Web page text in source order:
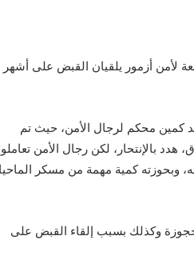
لأمن أزمور يلقيان القبض على أشهر
كمين محكم لرجال الأمن، حيث تم
بالإنتحار، لكن رجال الأمن
وبحوزته كمية مهمة من مسكر الماحيا
وكذلك بسبب إلقاء القبض على